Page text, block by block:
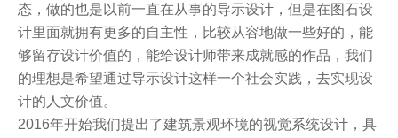
态，做的也是以前一直在从事的导示设计，但是在图石设
计里面就拥有更多的自主性，比较从容地做一些好的，能
够留存设计价值的，能给设计师带来成就感的作品，我们
的理想是希望通过导示设计这样一个社会实践，去实现设
计的人文价值。
2016年开始我们提出了建筑景观环境的视觉系统设计，具